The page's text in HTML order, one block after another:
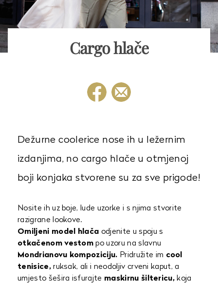
Cargo hlače
Dežurne coolerice nose ih u ležernim
izdanjima, no cargo hlače u otmjenoj
boji konjaka stvorene su za sve prigode!
Nosite ih uz boje, lude uzorke i s njima stvorite
razigrane lookove.
Omiljeni model hlača odjenite u spoju s
otkačenom vestom po uzoru na slavnu
Mondrianovu kompoziciju. Pridružite im cool
tenisice,ruksak, ali i neodoljiv crveni kaput, a
umjesto šešira isfurajte maskirnu šiltericu, koja